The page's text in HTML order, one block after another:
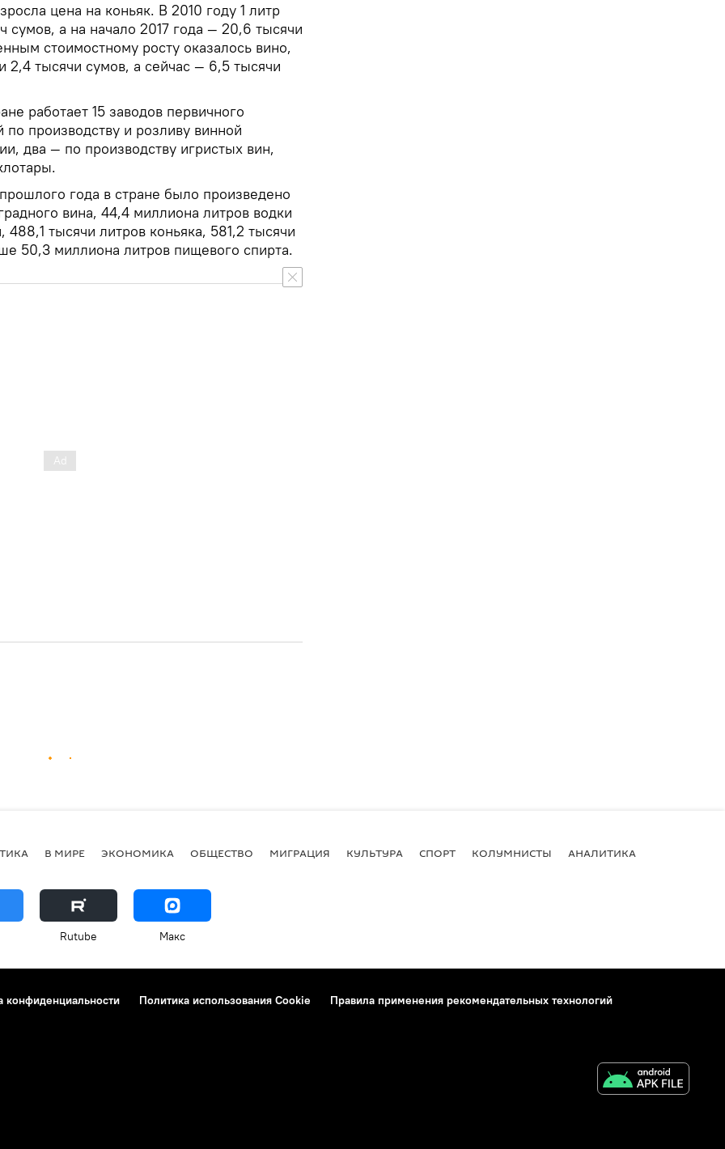
цена на коньяк. В 2010 году 1 литр
сумов, а на начало 2017 года — 20,6 тысячи
стоимостному росту оказалось вино,
2,4 тысячи сумов, а сейчас — 6,5 тысячи
работает 15 заводов первичного
производству и розливу винной
два — по производству игристых вин,
года в стране было произведено
вина, 44,4 миллиона литров водки
тысячи литров коньяка, 581,2 тысячи
50,3 миллиона литров пищевого спирта.
В МИРЕ ЭКОНОМИКА ОБЩЕСТВО МИГРАЦИЯ КУЛЬТУРА СПОРТ КОЛУМНИСТЫ АНАЛИТИКА
Rutube Макс
конфиденциальности Политика использования Cookie
Правила применения рекомендательных технологий